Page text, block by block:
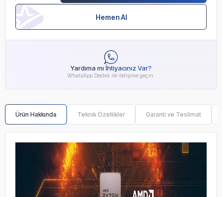
Hemen Al
Yardıma mı İhtiyacınız Var?
WhatsApp Destek ile iletişime geçin.
Ürün Hakkında Teknik Özellikler Garanti ve Teslimat